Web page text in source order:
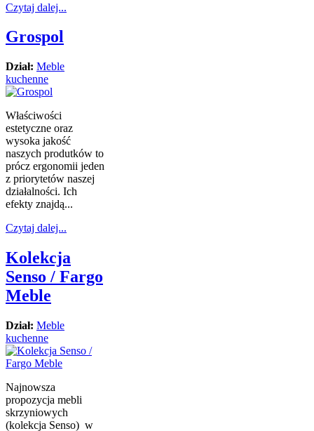
Czytaj dalej...
Grospol
Dział: Meble
kuchenne
Właściwości
estetyczne oraz
wysoka jakość
naszych produtków to
prócz ergonomii jeden
z priorytetów naszej
działalności. Ich
efekty znajdą...
Czytaj dalej...
Kolekcja
Senso / Fargo
Meble
Dział: Meble
kuchenne
Najnowsza
propozycja mebli
skrzyniowych
(kolekcja Senso) w